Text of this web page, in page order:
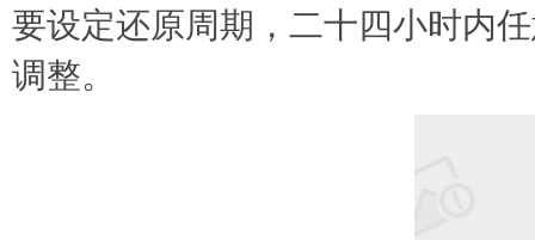
要设定还原周期，二十四小时内
调整。